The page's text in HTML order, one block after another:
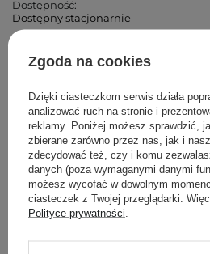
Dostępność:
Dostępny stacjonarnie
Cosibella Corner (Andrzeja)
Cosibella Corner (Łucka)
Cosibella Corner (Woronicza)
Cosibella Corner (Wileńska)
Cosibella Corner (Bohaterów
Zgoda na cookies
Dzięki ciasteczkom serwis działa
analizować ruch na stronie i
reklamy. Poniżej możesz sprawdzić,
zbierane zarówno przez nas, jak i
zdecydować też, czy i komu
danych (poza wymaganymi danymi
możesz wycofać w dowolnym
ciasteczek z Twojej przeglądarki.
Polityce prywatności